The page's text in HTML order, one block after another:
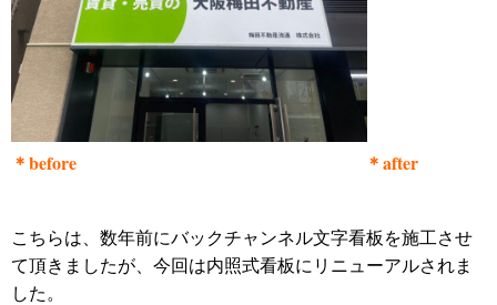
＊before ＊after
こちらは、数年前にバックチャンネル文字看板を施工させ
て頂きましたが、今回は内照式看板にリニューアルされま
した。